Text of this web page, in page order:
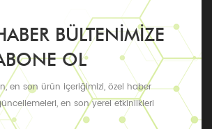
BÜLTENIMIZE
OL
en son ürün içeriğimizi, özel haber
en son yerel etkinlikleri